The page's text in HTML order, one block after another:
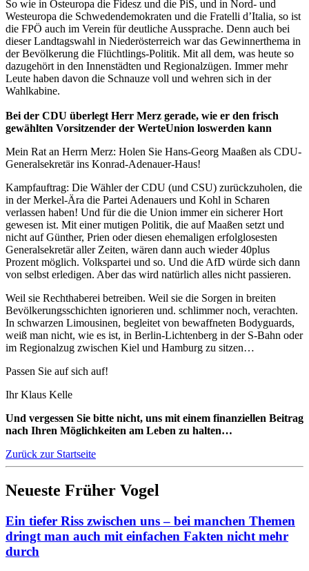
So wie in Osteuropa die Fidesz und die PiS, und in Nord- und
Westeuropa die Schwedendemokraten und die Fratelli d’Italia, so ist
die FPÖ auch im Verein für deutliche Aussprache. Denn auch bei
dieser Landtagswahl in Niederösterreich war das Gewinnerthema in
der Bevölkerung die Flüchtlings-Politik. Mit all dem, was heute so
dazugehört in den Innenstädten und Regionalzügen. Immer mehr
Leute haben davon die Schnauze voll und wehren sich in der
Wahlkabine.
Bei der CDU überlegt Herr Merz gerade, wie er den frisch
gewählten Vorsitzender der WerteUnion loswerden kann
Mein Rat an Herrn Merz: Holen Sie Hans-Georg Maaßen als CDU-
Generalsekretär ins Konrad-Adenauer-Haus!
Kampfauftrag: Die Wähler der CDU (und CSU) zurückzuholen, die
in der Merkel-Ära die Partei Adenauers und Kohl in Scharen
verlassen haben! Und für die die Union immer ein sicherer Hort
gewesen ist. Mit einer mutigen Politik, die auf Maaßen setzt und
nicht auf Günther, Prien oder diesen ehemaligen erfolglosesten
Generalsekretär aller Zeiten, wären dann auch wieder 40plus
Prozent möglich. Volkspartei und so. Und die AfD würde sich dann
von selbst erledigen. Aber das wird natürlich alles nicht passieren.
Weil sie Rechthaberei betreiben. Weil sie die Sorgen in breiten
Bevölkerungsschichten ignorieren und. schlimmer noch, verachten.
In schwarzen Limousinen, begleitet von bewaffneten Bodyguards,
weiß man nicht, wie es ist, in Berlin-Lichtenberg in der S-Bahn oder
im Regionalzug zwischen Kiel und Hamburg zu sitzen…
Passen Sie auf sich auf!
Ihr Klaus Kelle
Und vergessen Sie bitte nicht, uns mit einem finanziellen Beitrag
nach Ihren Möglichkeiten am Leben zu halten…
Zurück zur Startseite
Neueste Früher Vogel
Ein tiefer Riss zwischen uns – bei manchen Themen
dringt man auch mit einfachen Fakten nicht mehr
durch